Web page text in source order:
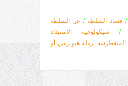
/ فساد السلطة / عن السلطة
/
سيكولوجية الاستبداد
المتغطرسة: زملة هيوبريس أو